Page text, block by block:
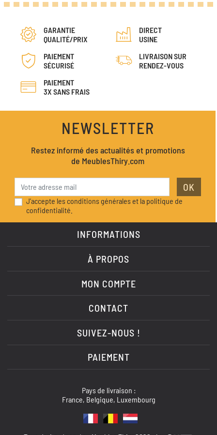
GARANTIE
QUALITÉ/PRIX
DIRECT
USINE
PAIEMENT
SÉCURISÉ
LIVRAISON SUR
RENDEZ-VOUS
PAIEMENT
3X SANS FRAIS
NEWSLETTER
Restez informé des actualités et promotions
de MeublesThiry.com
OK
J'accepte les conditions générales et la politique de
confidentialité.
INFORMATIONS
À PROPOS
MON COMPTE
CONTACT
SUIVEZ-NOUS !
PAIEMENT
Pays de livraison :
France, Belgique, Luxembourg